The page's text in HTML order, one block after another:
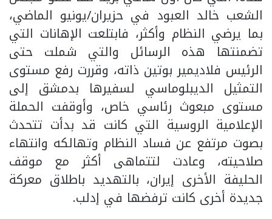
الشعب خالد العبود في حزيران/يونيو الماضي،
بما يرضي النظام وأكثر، فابتلعت الإهانات التي
تضمنتها هذه الرسائل والتي شملت حتى
الرئيس فلاديمير بوتين ذاته، وقررت رفع مستوى
التمثيل الديبلوماسي لسفيرها بدمشق إلى
مستوى مبعوث رئاسي خاص، وأوقفت الحملة
الإعلامية الروسية التي كانت قد بدأت تتحدث
بصوت مرتفع عن فساد النظام وتهالكه وانتهاء
صلاحيته، وعادت لتتماهى أكثر مع موقف
الحليفة الأخرى إيران، بالتهديد باطلاق معركة
جديدة أخرى كانت ترفضها في إدلب.